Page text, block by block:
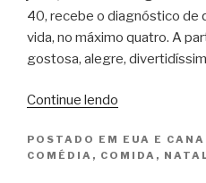
40, recebe o diagnóstico de
vida, no máximo quatro. A
gostosa, alegre,
Continue lendo
da
Minha
POSTADO EM EUA E
COMÉDIA , COMIDA ,